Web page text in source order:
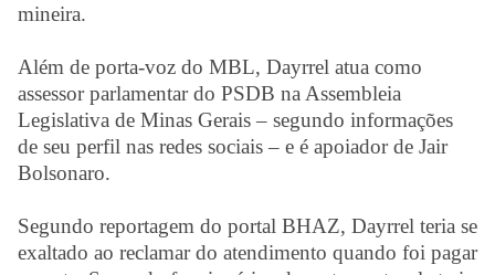
mineira.
Além de porta-voz do MBL, Dayrrel atua como
assessor parlamentar do PSDB na Assembleia
Legislativa de Minas Gerais – segundo informações
de seu perfil nas redes sociais – e é apoiador de Jair
Bolsonaro.
Segundo reportagem do portal BHAZ, Dayrrel teria se
exaltado ao reclamar do atendimento quando foi pagar